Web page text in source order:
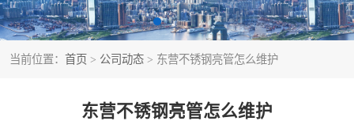
当前位置： 首页 > 公司动态 > 东营不锈钢亮管怎么维护
东营不锈钢亮管怎么维护
不锈钢人孔
不锈钢角钢